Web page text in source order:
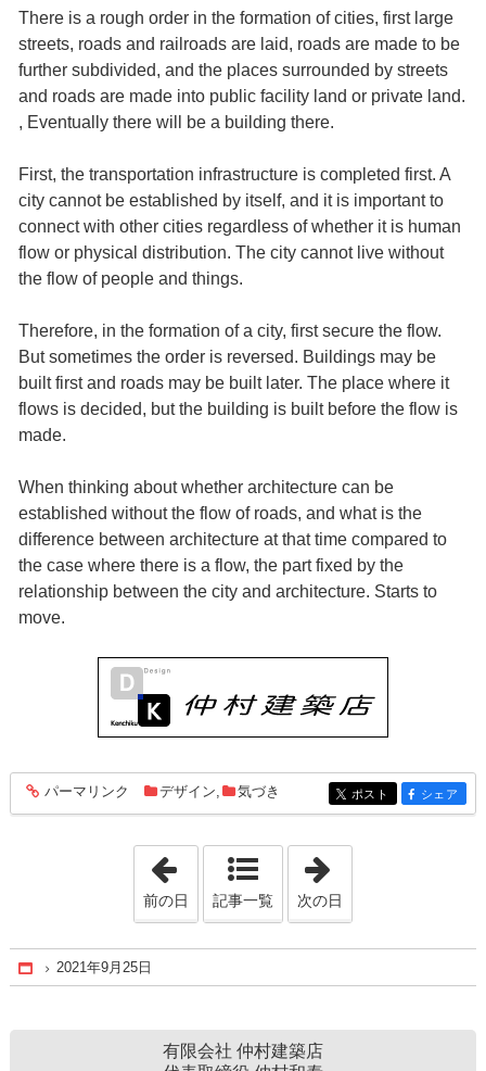
There is a rough order in the formation of cities, first large
streets, roads and railroads are laid, roads are made to be
further subdivided, and the places surrounded by streets
and roads are made into public facility land or private land.
, Eventually there will be a building there.
First, the transportation infrastructure is completed first. A
city cannot be established by itself, and it is important to
connect with other cities regardless of whether it is human
flow or physical distribution. The city cannot live without
the flow of people and things.
Therefore, in the formation of a city, first secure the flow.
But sometimes the order is reversed. Buildings may be
built first and roads may be built later. The place where it
flows is decided, but the building is built before the flow is
made.
When thinking about whether architecture can be
established without the flow of roads, and what is the
difference between architecture at that time compared to
the case where there is a flow, the part fixed by the
relationship between the city and architecture. Starts to
move.
entry1962
パーマリンク デザイン, 気づき entry1962
ポスト entry1962
シェア
「2021年9月24日」
前の日 記事一覧 次の日
Home
2021年9月25日
有限会社 仲村建築店